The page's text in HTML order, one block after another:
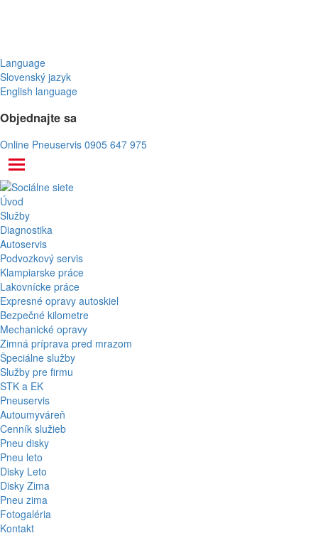
Language
Slovenský jazyk
English language
Objednajte sa
Online Pneuservis 0905 647 975
Úvod
Služby
Diagnostika
Autoservis
Podvozkový servis
Klampiarske práce
Lakovnícke práce
Expresné opravy autoskiel
Bezpečné kilometre
Mechanické opravy
Zimná príprava pred mrazom
Špeciálne služby
Služby pre firmu
STK a EK
Pneuservis
Autoumyváreň
Cenník služieb
Pneu disky
Pneu leto
Disky Leto
Disky Zima
Pneu zima
Fotogaléria
Kontakt